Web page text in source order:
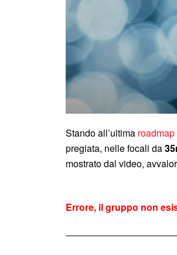
Stando all’ultima roadmap
pregiata, nelle focali da
mostrato dal video,
Errore, il gruppo non